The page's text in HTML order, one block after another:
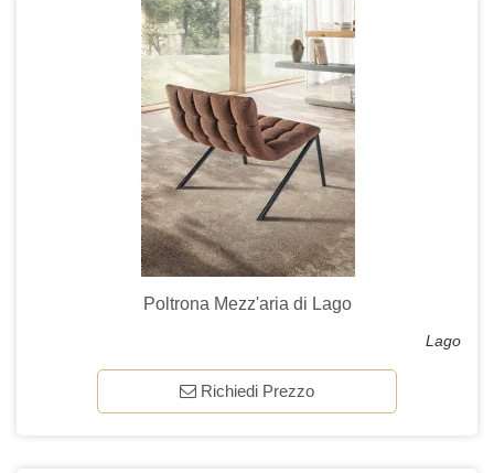
Poltrona Mezz'aria di Lago
Lago
Richiedi Prezzo